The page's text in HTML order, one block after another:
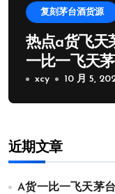
复刻茅台酒货源
热点a货飞天
一比一飞天
xcy 10 月 5,
近期文章
A货一比一飞天茅